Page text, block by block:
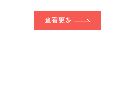
查看更多